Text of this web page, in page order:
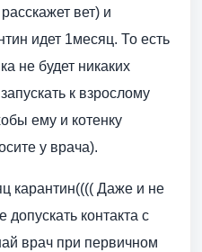
вет) и
идет 1месяц. То есть
не будет никаких
к взрослому
ему и котенку
у врача).
карантин(((( Даже и не
контакта с
врач при первичном